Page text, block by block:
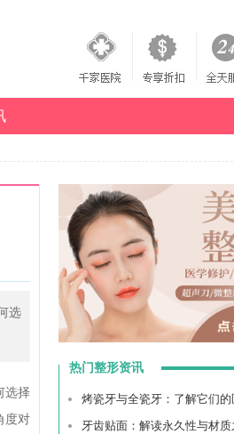
选
选择
度对
热门整形资讯
烤瓷牙与全瓷牙：了解它们的
牙齿贴面：解读永久性与材质